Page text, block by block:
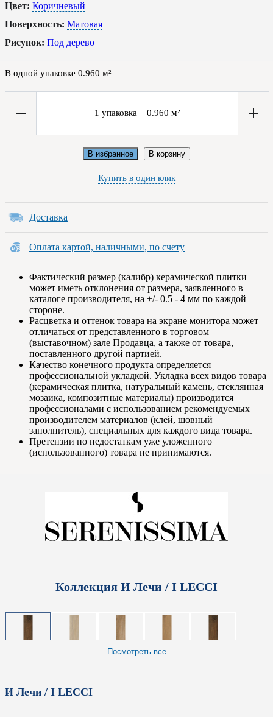
Цвет: Коричневый
Поверхность: Матовая
Рисунок: Под дерево
В одной упаковке 0.960 м²
1 упаковка = 0.960 м²
В избранное В корзину
Купить в один клик
Доставка
Оплата картой, наличными, по счету
Фактический размер (калибр) керамической плитки
может иметь отклонения от размера, заявленного в
каталоге производителя, на +/- 0.5 - 4 мм по каждой
стороне.
Расцветка и оттенок товара на экране монитора может
отличаться от представленного в торговом
(выставочном) зале Продавца, а также от товара,
поставленного другой партией.
Качество конечного продукта определяется
профессиональной укладкой. Укладка всех видов товара
(керамическая плитка, натуральный камень, стеклянная
мозаика, композитные материалы) производится
профессионалами с использованием рекомендуемых
производителем материалов (клей, шовный
заполнитель), специальных для каждого вида товара.
Претензии по недостаткам уже уложенного
(использованного) товара не принимаются.
Коллекция И Лечи / I LECCI
Посмотреть все
И Лечи / I LECCI